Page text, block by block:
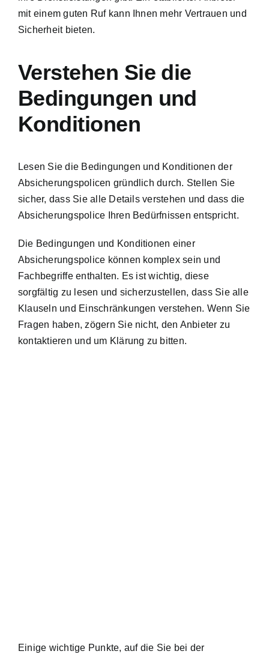
mit einem guten Ruf kann Ihnen mehr Vertrauen und
Sicherheit bieten.
Verstehen Sie die
Bedingungen und
Konditionen
Lesen Sie die Bedingungen und Konditionen der
Absicherungspolicen gründlich durch. Stellen Sie
sicher, dass Sie alle Details verstehen und dass die
Absicherungspolice Ihren Bedürfnissen entspricht.
Die Bedingungen und Konditionen einer
Absicherungspolice können komplex sein und
Fachbegriffe enthalten. Es ist wichtig, diese
sorgfältig zu lesen und sicherzustellen, dass Sie alle
Klauseln und Einschränkungen verstehen. Wenn Sie
Fragen haben, zögern Sie nicht, den Anbieter zu
kontaktieren und um Klärung zu bitten.
Einige wichtige Punkte, auf die Sie bei der